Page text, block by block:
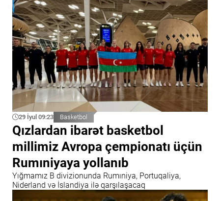
29 İyul 09:23 Basketbol
Qızlardan ibarət basketbol
millimiz Avropa çempionatı üçün
Rumıniyaya yollanıb
Yığmamız B divizionunda Rumıniya, Portuqaliya,
Niderland və İslandiya ilə qarşılaşacaq